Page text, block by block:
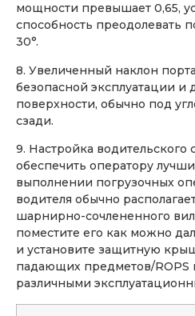
мощности превышает 0,65,
способность преодолевать
30°.
8. Увеличенный наклон
безопасной эксплуатации
поверхности, обычно под
сзади.
9. Настройка водительского
обеспечить оператору
выполнении погрузочных
водителя обычно
шарнирно-сочлененного
поместите его как можно
и установите защитную
падающих предметов/ROPS
различными